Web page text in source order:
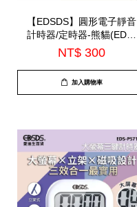
【EDSDS】圓形電子靜音
計時器/定時器-熊貓(EDS-
P5702)
NT$ 300
加入購物車